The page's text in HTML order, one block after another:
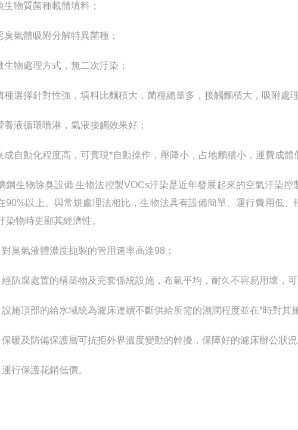
物質菌種載體填料；
體吸附分解特異菌種；
處理方式，無二次汙染；
擇針對性強，填料比麵積大，菌種總量多，接觸麵積大，吸附處理
循環噴淋，氣液接觸效果好；
動化程度高，可實現*自動操作，壓降小，占地麵積小，運費成體
生物除臭設備 生物法控製VOCs汙染是近年發展起來的空氣汙染控
90%以上。與常規處理法相比，生物法具有設備簡單、運行費用低
染物時更顯其經濟性。
氣液體濃度扼製的管用速率高達98；
腐處置的構築物及完套係統設施，布氣平均，耐久不容易用壞，可
頂部的給水域統為濾床連續不斷供給所需的濕潤程度並在*時對其
及防備保護層可抗拒外界溫度變動的幹擾，保障好的濾床辦公狀況
保護花銷低價。